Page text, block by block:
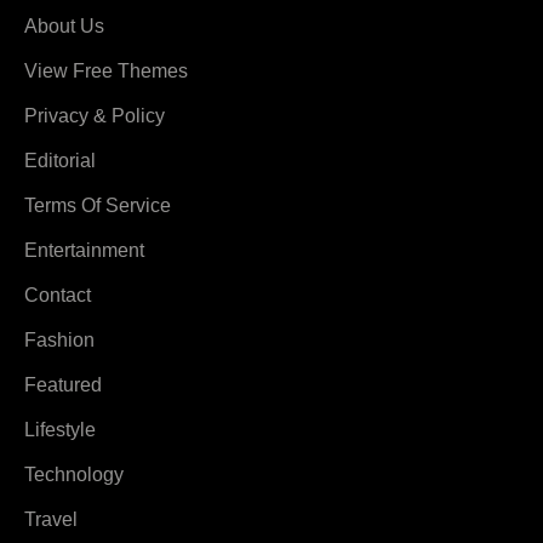
About Us
View Free Themes
Privacy & Policy
Editorial
Terms Of Service
Entertainment
Contact
Fashion
Featured
Lifestyle
Technology
Travel